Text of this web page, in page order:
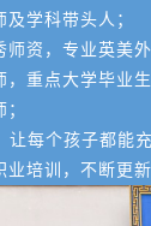
学科带头人；
师资，专业英美
，重点大学毕业生
让每个孩子都能
业培训，不断更